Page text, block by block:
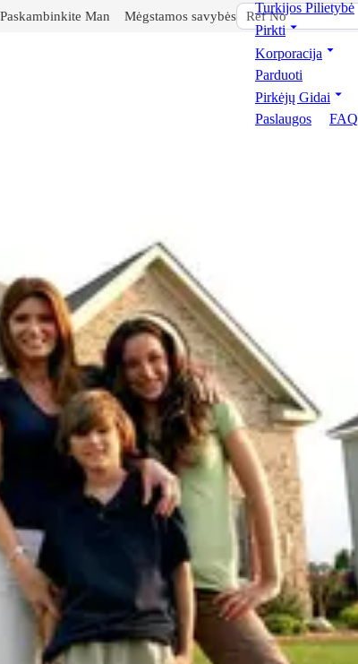
Paskambinkite Man Mėgstamos savybės
Turkijos Pilietybė
Pirkti
Korporacija
Parduoti
Pirkėjų Gidai
Paslaugos
FAQ